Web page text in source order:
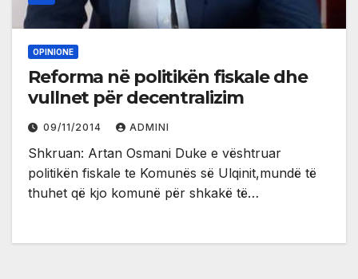
OPINIONE
Reforma në politikën fiskale dhe
vullnet për decentralizim
09/11/2014 ADMINI
Shkruan: Artan Osmani Duke e vështruar
politikën fiskale te Komunës së Ulqinit,mundë të
thuhet që kjo komunë për shkakë të…